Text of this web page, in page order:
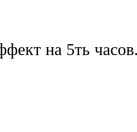
на 5ть